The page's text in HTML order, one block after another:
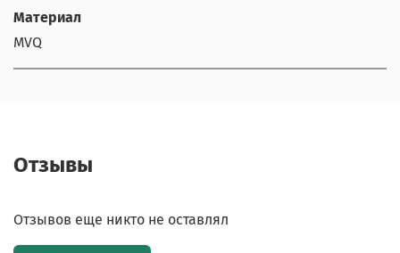
Материал
MVQ
Отзывы
Отзывов еще никто не оставлял